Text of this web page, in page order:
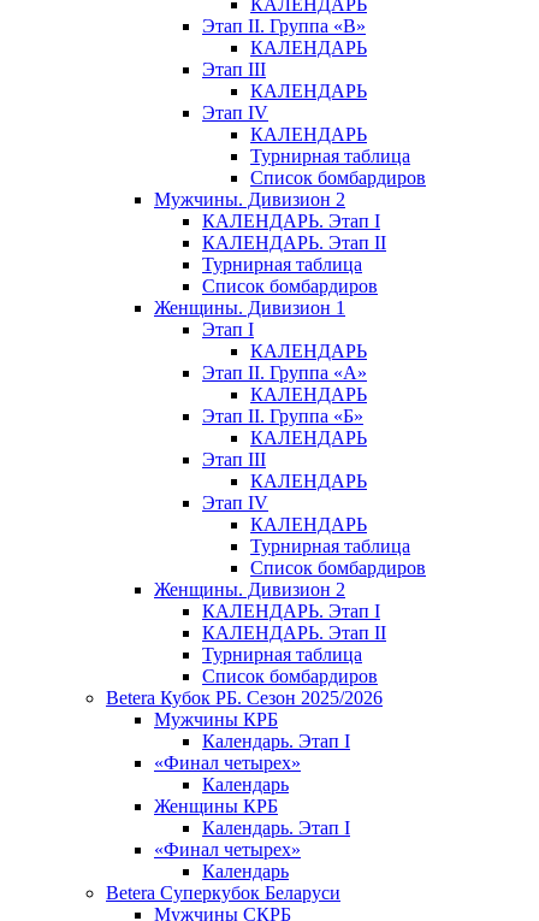
КАЛЕНДАРЬ
Этап II. Группа «В»
КАЛЕНДАРЬ
Этап III
КАЛЕНДАРЬ
Этап IV
КАЛЕНДАРЬ
Турнирная таблица
Список бомбардиров
Мужчины. Дивизион 2
КАЛЕНДАРЬ. Этап I
КАЛЕНДАРЬ. Этап II
Турнирная таблица
Список бомбардиров
Женщины. Дивизион 1
Этап I
КАЛЕНДАРЬ
Этап II. Группа «А»
КАЛЕНДАРЬ
Этап II. Группа «Б»
КАЛЕНДАРЬ
Этап III
КАЛЕНДАРЬ
Этап IV
КАЛЕНДАРЬ
Турнирная таблица
Список бомбардиров
Женщины. Дивизион 2
КАЛЕНДАРЬ. Этап I
КАЛЕНДАРЬ. Этап II
Турнирная таблица
Список бомбардиров
Betera Кубок РБ. Сезон 2025/2026
Мужчины КРБ
Календарь. Этап I
«Финал четырех»
Календарь
Женщины КРБ
Календарь. Этап I
«Финал четырех»
Календарь
Betera Суперкубок Беларуси
Мужчины СКРБ